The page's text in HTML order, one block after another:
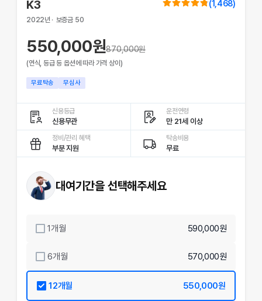
K3 (1,468)
2022년 · 보증금 50
550,000원870,000원
(연식, 등급 등 옵션에 따라 가격 상이)
무료탁송 무심사
신용등급
신용무관
운전연령
만 21세 이상
정비/관리 혜택
부분 지원
탁송비용
무료
대여기간을 선택해주세요
1개월 590,000원
6개월 570,000원
12개월 550,000원